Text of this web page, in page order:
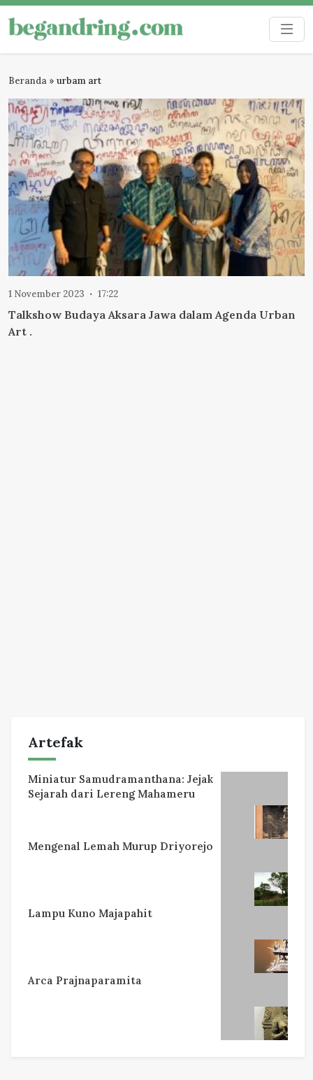
Skip
to
content
Begandring
Menjaga ingatan untuk masa depan
Beranda » urbam art
1 November 2023 17:22
Talkshow Budaya Aksara Jawa dalam Agenda Urban
Art .
Artefak
Miniatur Samudramanthana: Jejak
Sejarah dari Lereng Mahameru
Mengenal Lemah Murup Driyorejo
Lampu Kuno Majapahit
Arca Prajnaparamita